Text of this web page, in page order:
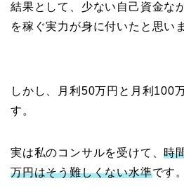
結果として、少ない自己資金な
を稼ぐ実力が身に付いたと思い
しかし、月利50万円と月利100
す。
実は私のコンサルを受けて、時
万円はそう難しくない水準です。